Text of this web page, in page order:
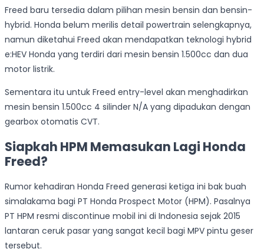
Freed baru tersedia dalam pilihan mesin bensin dan bensin-
hybrid. Honda belum merilis detail powertrain selengkapnya,
namun diketahui Freed akan mendapatkan teknologi hybrid
e:HEV Honda yang terdiri dari mesin bensin 1.500cc dan dua
motor listrik.
Sementara itu untuk Freed entry-level akan menghadirkan
mesin bensin 1.500cc 4 silinder N/A yang dipadukan dengan
gearbox otomatis CVT.
Siapkah HPM Memasukan Lagi Honda
Freed?
Rumor kehadiran Honda Freed generasi ketiga ini bak buah
simalakama bagi PT Honda Prospect Motor (HPM). Pasalnya
PT HPM resmi discontinue mobil ini di Indonesia sejak 2015
lantaran ceruk pasar yang sangat kecil bagi MPV pintu geser
tersebut.